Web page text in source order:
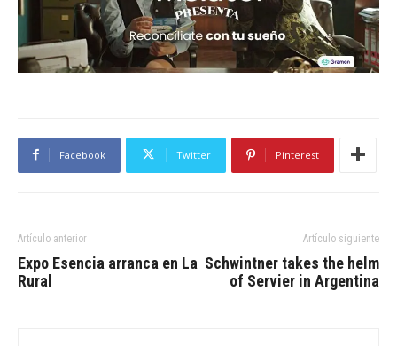
Facebook Twitter Pinterest
Artículo anterior
Expo Esencia arranca en La
Rural
Artículo siguiente
Schwintner takes the helm
of Servier in Argentina